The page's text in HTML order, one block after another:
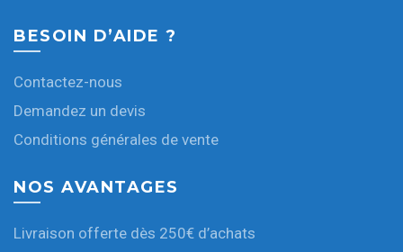
BESOIN D’AIDE ?
Contactez-nous
Demandez un devis
Conditions générales de vente
NOS AVANTAGES
Livraison offerte dès 250€ d’achats